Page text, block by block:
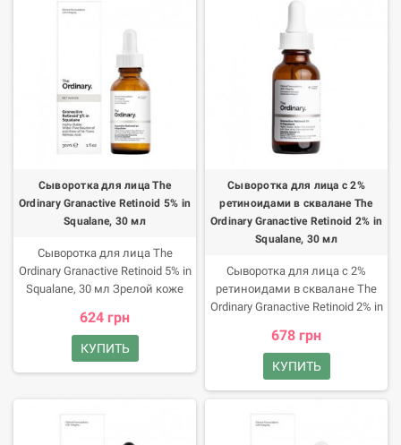
ежедневного использования
утром и вечером.
стабильных форм витамина С
и витамин F.
животных.
Сыворотка для лица The
Ordinary Granactive Retinoid 5% in
Squalane, 30 мл
Сыворотка для лица The
Ordinary Granactive Retinoid 5% in
Squalane, 30 мл Зрелой коже
забота. Ее обеспечит
сыворотка канадского бренда
The Ordinary.
624 грн
КУПИТЬ
Сыворотка для лица с 2%
ретиноидами в сквалане The
Ordinary Granactive Retinoid 2% in
Squalane, 30 мл
Сыворотка для лица с 2%
ретиноидами в сквалане The
Ordinary Granactive Retinoid 2% in
течение времени невозможно,
но замедлить старение
реально с The Ordinary
Granactive Retinoid 2% in
678 грн
КУПИТЬ